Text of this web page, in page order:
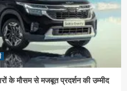
के मौसम से मजबूत प्रदर्शन की उम्मीद